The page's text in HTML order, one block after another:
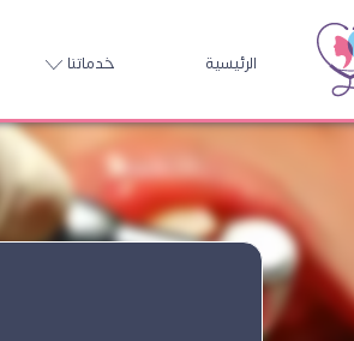
الرئيسية خدماتنا